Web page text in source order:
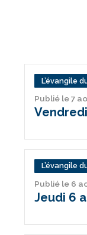
L’évangile
Publié le 7
L’évangile
Publié le 6
Jeudi 6